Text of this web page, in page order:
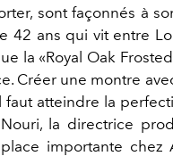
sont façonnés à
42 ans qui vit entre
la «Royal Oak
Créer une montre
faut atteindre la
la directrice
importante chez